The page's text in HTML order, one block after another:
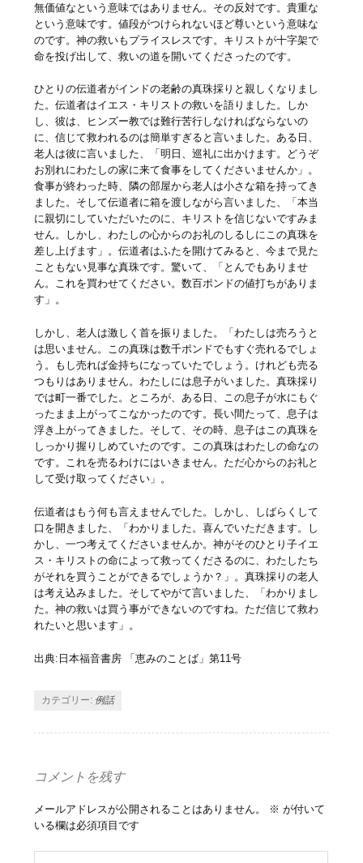
無価値なという意味ではありません。その反対です。貴重な
という意味です。値段がつけられないほど尊いという意味な
のです。神の救いもプライスレスです。キリストが十字架で
命を投げ出して、救いの道を開いてくださったのです。
ひとりの伝道者がインドの老齢の真珠採りと親しくなりまし
た。伝道者はイエス・キリストの救いを語りました。しか
し、彼は、ヒンズー教では難行苦行しなければならないの
に、信じて救われるのは簡単すぎると言いました。ある日、
老人は彼に言いました、「明日、巡礼に出かけます。どうぞ
お別れにわたしの家に来て食事をしてくださいませんか」。
食事が終わった時、隣の部屋から老人は小さな箱を持ってき
ました。そして伝道者に箱を渡しながら言いました、「本当
に親切にしていただいたのに、キリストを信じないですみま
せん。しかし、わたしの心からのお礼のしるしにこの真珠を
差し上げます」。伝道者はふたを開けてみると、今まで見た
こともない見事な真珠です。驚いて、「とんでもありませ
ん。これを買わせてください。数百ポンドの値打ちがありま
す」。
しかし、老人は激しく首を振りました。「わたしは売ろうと
は思いません。この真珠は数千ポンドでもすぐ売れるでしょ
う。もし売れば金持ちになっていたでしょう。けれども売る
つもりはありません。わたしには息子がいました。真珠採り
では町一番でした。ところが、ある日、この息子が水にもぐ
ったまま上がってこなかったのです。長い間たって、息子は
浮き上がってきました。そして、その時、息子はこの真珠を
しっかり握りしめていたのです。この真珠はわたしの命なの
です。これを売るわけにはいきません。ただ心からのお礼と
して受け取ってください」。
伝道者はもう何も言えませんでした。しかし、しばらくして
口を開きました、「わかりました。喜んでいただきます。し
かし、一つ考えてくださいませんか。神がそのひとり子イエ
ス・キリストの命によって救ってくださるのに、わたしたち
がそれを買うことができるでしょうか？」。真珠採りの老人
は考え込みました。そしてやがて言いました、「わかりまし
た。神の救いは買う事ができないのですね。ただ信じて救わ
れたいと思います」。
出典:日本福音書房 「恵みのことば」第11号
カテゴリー: 例話
コメントを残す
メールアドレスが公開されることはありません。 ※ が付いて
いる欄は必須項目です